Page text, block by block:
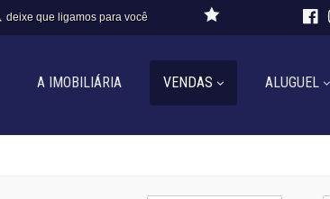
deixe que ligamos para você
A IMOBILIÁRIA VENDAS ALUGUEL